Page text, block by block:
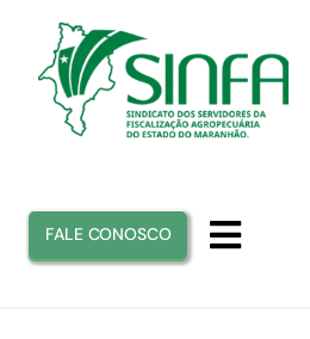
conteúdo
Toggle
FALE CONOSCO